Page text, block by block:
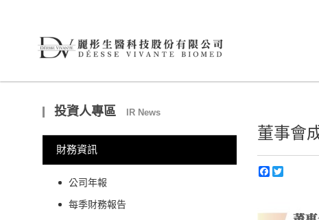
投資人專區 IR News
財務資訊
公司年報
每季財務報告
董事會
Facebook
Twitter